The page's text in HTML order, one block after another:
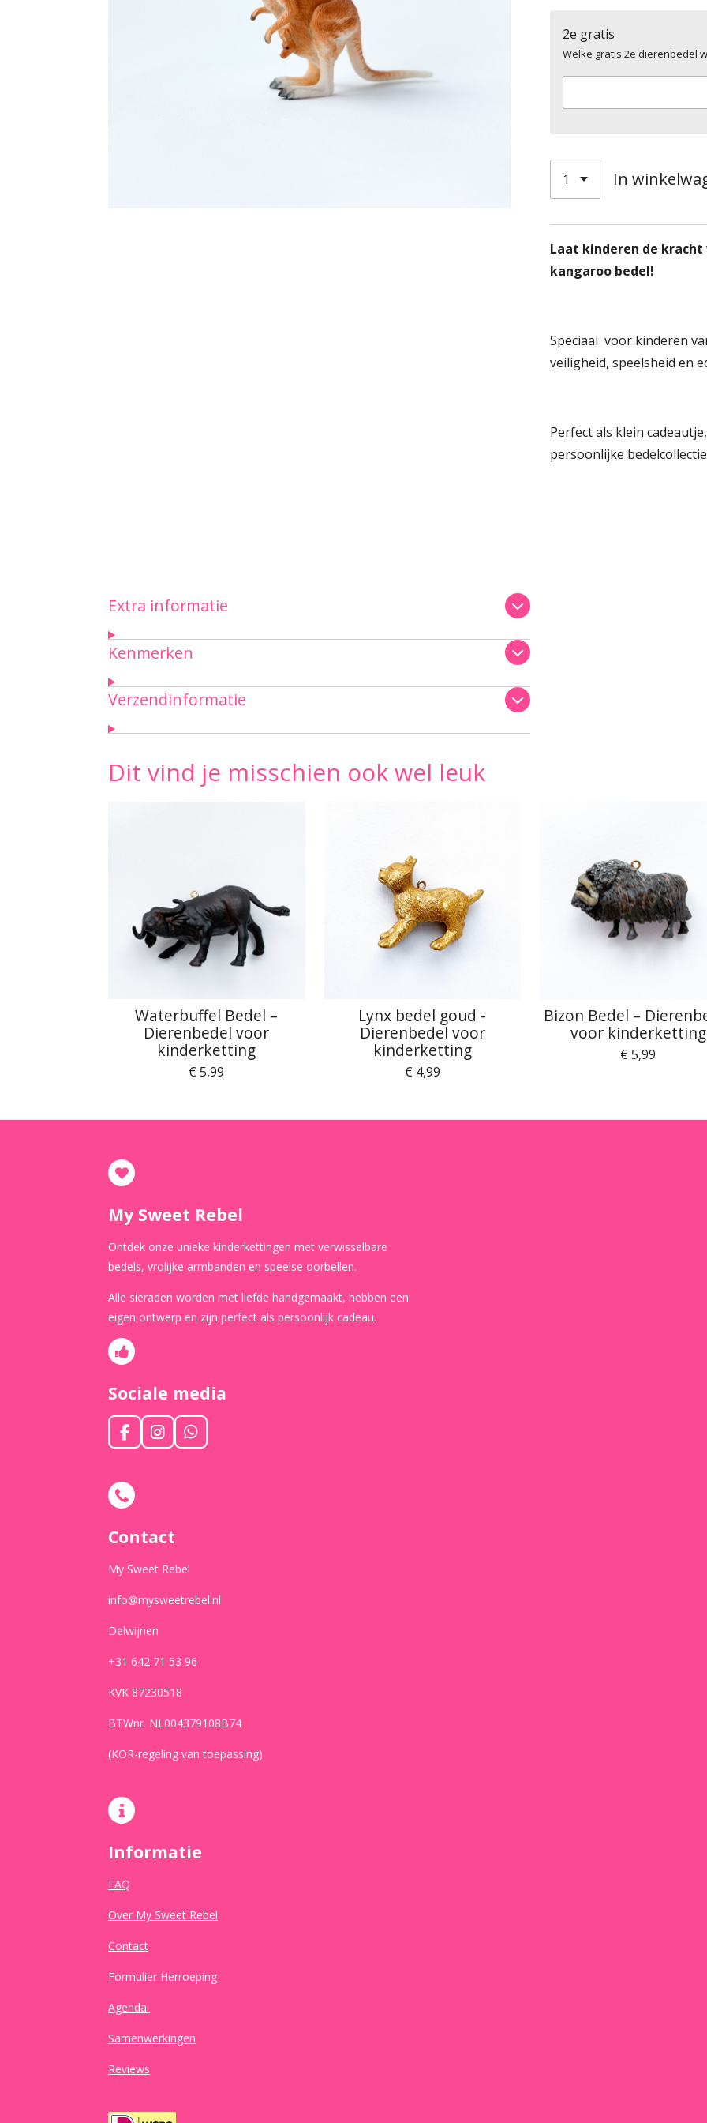
2e gratis
Welke gratis 2e dierenbedel
In
Laat kinderen de
kangaroo bedel!
Speciaal voor kinderen
veiligheid, speelsheid en
Perfect als klein
persoonlijke
Extra informatie
Kenmerken
Verzendinformatie
Dit vind je misschien ook wel leuk
Waterbuffel Bedel –
Dierenbedel voor
kinderketting
€ 5,99
Lynx bedel goud -
Dierenbedel voor
kinderketting
€ 4,99
Bizon Bedel –
voor kinderketting
€ 5,99
My Sweet Rebel
Ontdek onze unieke kinderkettingen met verwisselbare
bedels, vrolijke armbanden en speelse oorbellen.
Alle sieraden worden met liefde handgemaakt, hebben een
eigen ontwerp en zijn perfect als persoonlijk cadeau.
Sociale media
F
a
e
b
o
k
I
n
a
W
h
Contact
My Sweet Rebel
info@mysweetrebel.nl
Delwijnen
+31 642 71 53 96
KVK 87230518
BTWnr. NL004379108B74
(KOR-regeling van toepassing)
Informatie
FAQ
Over My Sweet Rebel
Contact
Formulier Herroeping
Agenda
Samenwerkingen
Reviews